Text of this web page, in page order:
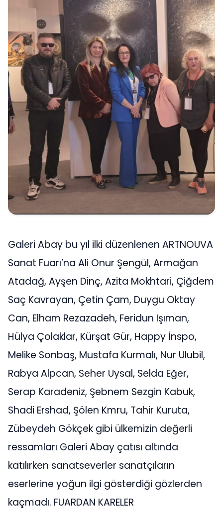
Galeri Abay bu yıl ilki düzenlenen ARTNOUVA
Sanat Fuarı’na Ali Onur Şengül, Armağan
Atadağ, Ayşen Dinç, Azita Mokhtari, Çiğdem
Saç Kavrayan, Çetin Çam, Duygu Oktay
Can, Elham Rezazadeh, Feridun Işıman,
Hülya Çolaklar, Kürşat Gür, Happy İnspo,
Melike Sonbaş, Mustafa Kurmalı, Nur Ulubil,
Rabya Alpcan, Seher Uysal, Selda Eğer,
Serap Karadeniz, Şebnem Sezgin Kabuk,
Shadi Ershad, Şölen Kmru, Tahir Kuruta,
Zübeydeh Gökçek gibi ülkemizin değerli
ressamları Galeri Abay çatısı altında
katılırken sanatseverler sanatçıların
eserlerine yoğun ilgi gösterdiği gözlerden
kaçmadı. FUARDAN KARELER